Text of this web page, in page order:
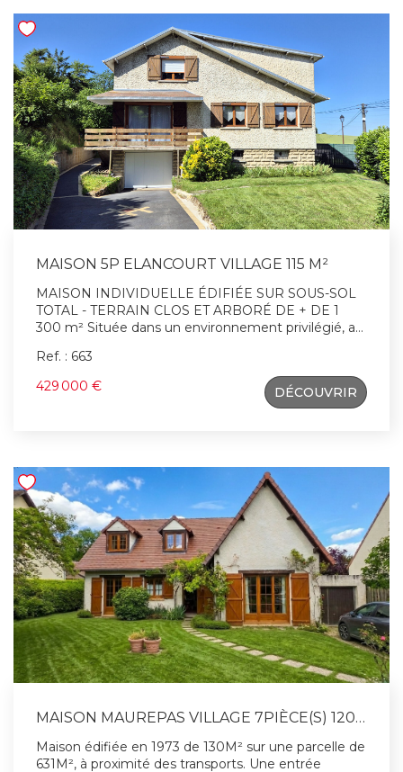
nombreux rangements et deux chambres. Proximité
immédiates des écoles, commerces, infrastructures
sportives et transports. A visiter sans attendre !
MAISON 5P ELANCOURT VILLAGE 115 M²
MAISON INDIVIDUELLE ÉDIFIÉE SUR SOUS-SOL
TOTAL - TERRAIN CLOS ET ARBORÉ DE + DE 1
300 m² Située dans un environnement privilégié, au
séduira par ses volumes et son cadre verdoyant. Au
rez-de-chaussée, vous découvrirez une entrée, un
séjour lumineux avec cheminée ouvrant sur un
balcon, une salle à manger conviviale, une cuisine
dessert 3 belles chambres avec placards intégrés
ainsi qu'une salle d'eau avec douche. Le sous-sol
total comprend un garage, un atelier, une buanderie,
une chaufferie et une cave, offrant de nombreux
espaces de rangement et de stockage. À l'extérieur,
vous profiterez d'un magnifique terrain clos et
arboré de plus de 1 300 m². Une allée entièrement
enrobée permet le stationnement de 3 à 4
véhicules entre le portail et la maison. Les atouts :
Cuisine récente équipée Cheminée Sous-sol total
Stationnement multiple (enrobée 2022) Terrain de
plus de 1 300 m² Environnement calme et
recherché Une maison idéale pour une famille en
quête de tranquillité et d'espace. Contact : Patrick
Versailles (410 891 642)
Ref. : 663
429 000 €
DÉCOUVRIR
MAISON MAUREPAS VILLAGE 7PIÈCE(S) 120 M2
Maison édifiée en 1973 de 130M² sur une parcelle de
631M², à proximité des transports. Une entrée